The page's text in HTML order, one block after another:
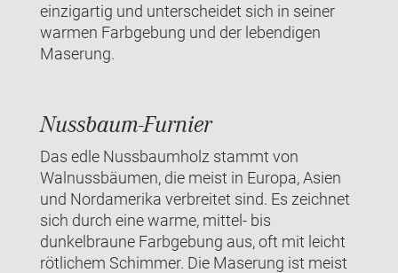
einzigartig und unterscheidet sich in seiner
warmen Farbgebung und der lebendigen
Maserung.
Nussbaum-Furnier
Das edle Nussbaumholz stammt von
Walnussbäumen, die meist in Europa, Asien
und Nordamerika verbreitet sind. Es zeichnet
sich durch eine warme, mittel- bis
dunkelbraune Farbgebung aus, oft mit leicht
rötlichem Schimmer. Die Maserung ist meist